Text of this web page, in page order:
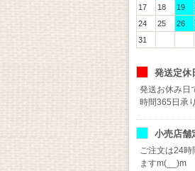
17
18 19
24
25 26
31
発送定休
発送お休み日
時間365日承
小売店舗
ご注文は24時
ますm(__)m